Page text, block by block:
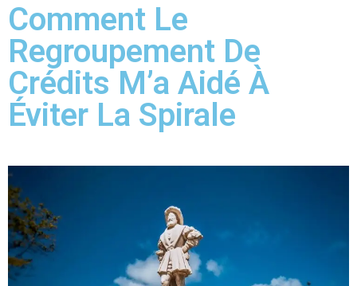
Comment Le
Regroupement De
Crédits M’a Aidé À
Éviter La Spirale